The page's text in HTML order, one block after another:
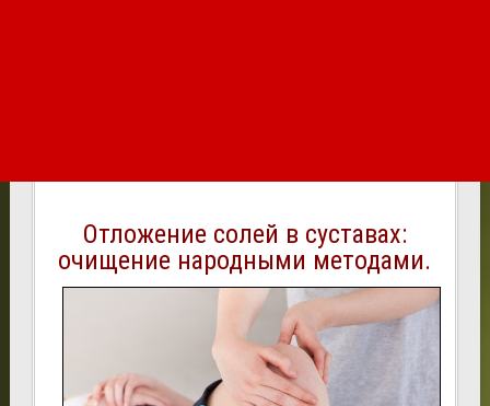
Отложение солей в суставах:
очищение народными методами.